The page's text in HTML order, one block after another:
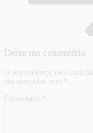
Deixe um comentário
O seu endereço de e-mail
são marcados com
Comentário